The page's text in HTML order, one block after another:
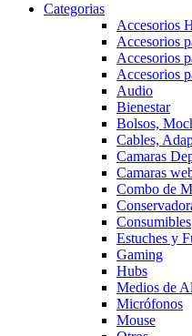
Categorias
Accesorios
Accesorios
Accesorios
Accesorios
Audio
Bienestar
Bolsos,
Cables,
Camaras
Camaras
Combo de
Consumibles
Estuches y
Gaming
Hubs
Medios de
Micrófonos
Mouse